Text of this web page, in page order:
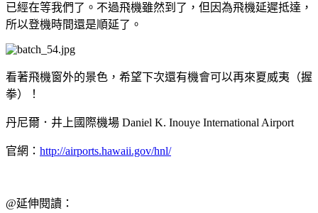
已經在等我們了。不過飛機雖然到了，但因為飛機延遲抵達，
所以登機時間還是順延了。
看著飛機窗外的景色，希望下次還有機會可以再來夏威夷（握
拳）！
丹尼爾．井上國際機場 Daniel K. Inouye International Airport
官網： http://airports.hawaii.gov/hnl/
@延伸閱讀：